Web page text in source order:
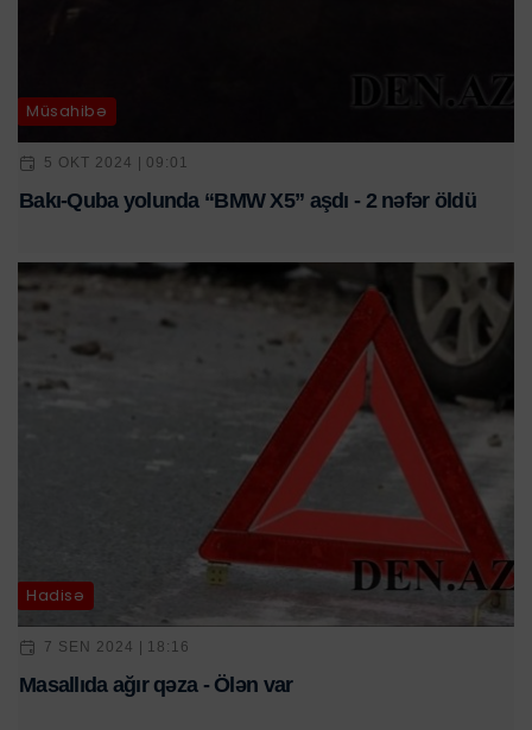
Müsahibə
5 OKT 2024 | 09:01
Bakı-Quba yolunda “BMW X5” aşdı - 2 nəfər öldü
Hadisə
7 SEN 2024 | 18:16
Masallıda ağır qəza - Ölən var